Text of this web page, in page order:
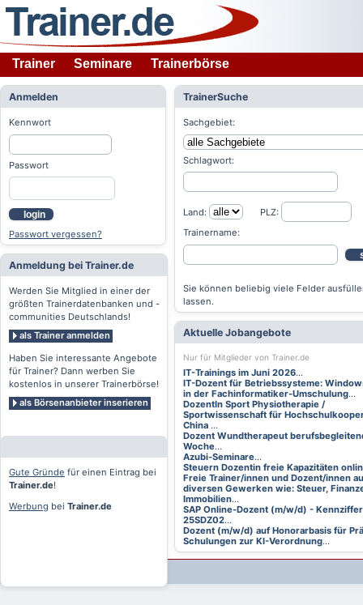
Trainer Seminare Trainerbörse
Anmelden
Kennwort
Passwort
login
Passwort vergessen?
Anmeldung bei Trainer.de
Werden Sie Mitglied in einer der
größten Trainerdatenbanken und -
communities Deutschlands!
als Trainer anmelden
Haben Sie interessante Angebote
für Trainer? Dann werben Sie
kostenlos in unserer Trainerbörse!
als Börsenanbieter inserieren
Gute Gründe für einen Eintrag bei
Trainer.de!
Werbung bei Trainer.de
TrainerSuche
Sachgebiet:
Schlagwort:
Land:
PLZ:
Trainername:
Sie können beliebig viele Felder
lassen.
Aktuelle Jobangebote
Nur für Mitglieder von Trainer.de
IT-Trainings im Juni 2026...
IT-Dozent für Betriebssysteme:
in der Fachinformatiker-Umschulung...
DozentIn Sport Physiotherapie /
Sportwissenschaft für
China ...
Dozent Wundtherapeut
Woche...
Azubi-Seminare...
Steuern Dozentin freie Kapazitäten
Freie Trainer/innen und Dozent/innen
diversen Gewerken wie: Steuer,
Immobilien...
SAP Online-Dozent (m/w/d) -
25SDZ02...
Dozent (m/w/d) auf Honorarbasis für
Schulungen zur KI-Verordnung...